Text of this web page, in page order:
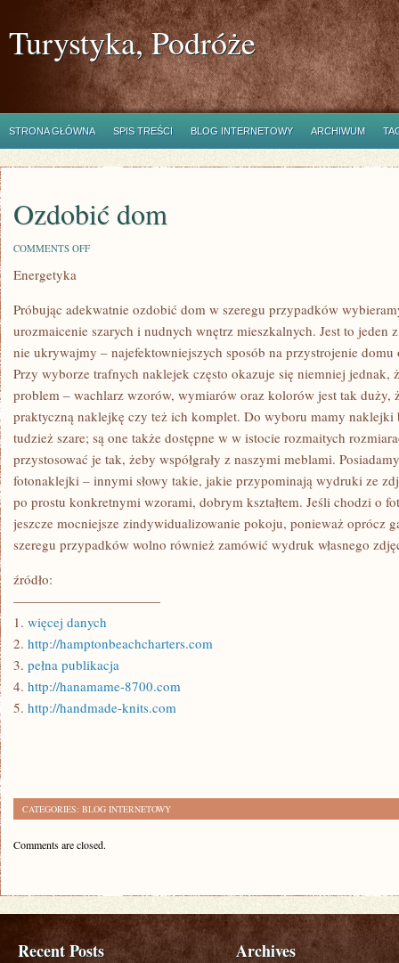
Turystyka, Podróże
STRONA GŁÓWNA SPIS TREŚCI BLOG INTERNETOWY ARCHIWUM
Ozdobić dom
COMMENTS OFFON
Energetyka
Próbując adekwatnie ozdobić dom w szeregu przypadków
urozmaicenie szarych i nudnych wnętrz mieszkalnych. Jest to jeden
nie ukrywajmy – najefektowniejszych sposób na przystrojenie
Przy wyborze trafnych naklejek często okazuje się niemniej jednak,
problem – wachlarz wzorów, wymiarów oraz kolorów jest tak duży,
praktyczną naklejkę czy też ich komplet. Do wyboru mamy naklejki
tudzież szare; są one także dostępne w w istocie rozmaitych
przystosować je tak, żeby współgrały z naszymi meblami.
fotonaklejki – innymi słowy takie, jakie przypominają wydruki ze
po prostu konkretnymi wzorami, dobrym kształtem. Jeśli chodzi o
jeszcze mocniejsze zindywidualizowanie pokoju, ponieważ oprócz
szeregu przypadków wolno również zamówić wydruk własnego
źródło:
———————————
1. więcej danych
2. http://hamptonbeachcharters.com
3. pełna publikacja
4. http://hanamame-8700.com
5. http://handmade-knits.com
CATEGORIES: BLOG INTERNETOWY
Comments are closed.
Recent Posts Archives